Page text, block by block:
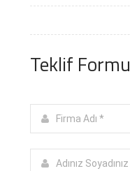
Teklif Formu